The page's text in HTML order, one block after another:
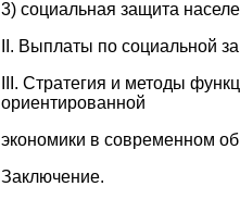
3) социальная защита
II. Выплаты по социальной
III. Стратегия и методы
ориентированной
экономики в современном
Заключение.